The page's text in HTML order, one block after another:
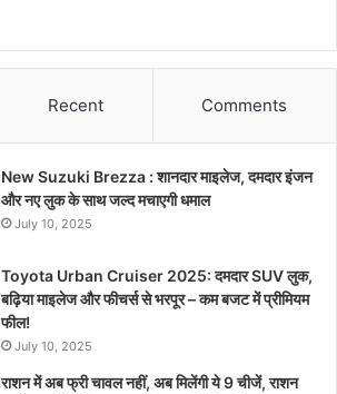
Recent Comments
New Suzuki Brezza : शानदार माइलेज, दमदार इंजन
और नए लुक के साथ जल्द मचाएगी धमाल
July 10, 2025
Toyota Urban Cruiser 2025: दमदार SUV लुक,
बढ़िया माइलेज और फीचर्स से भरपूर – कम बजट में प्रीमियम
फील!
July 10, 2025
राशन में अब फ्री चावल नहीं, अब मिलेंगी ये 9 चीजें, राशन